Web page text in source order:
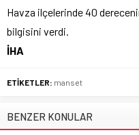
Havza ilçelerinde 40
bilgisini verdi.
İHA
ETİKETLER: manset
BENZER KONULAR